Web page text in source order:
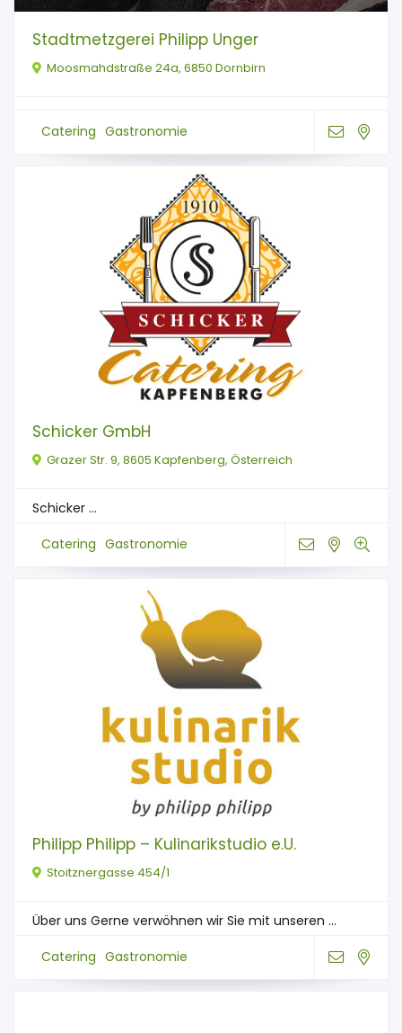
Stadtmetzgerei Philipp Unger
Moosmahdstraße 24a, 6850 Dornbirn
Catering Gastronomie
Schicker GmbH
Grazer Str. 9, 8605 Kapfenberg, Österreich
Schicker ...
Catering Gastronomie
Philipp Philipp – Kulinarikstudio e.U.
Stoitznergasse 454/1
Über uns Gerne verwöhnen wir Sie mit unseren ...
Catering Gastronomie